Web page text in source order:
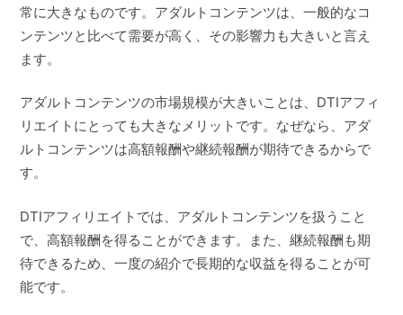
常に大きなものです。アダルトコンテンツは、一般的なコ
ンテンツと比べて需要が高く、その影響力も大きいと言え
ます。
アダルトコンテンツの市場規模が大きいことは、DTIアフィ
リエイトにとっても大きなメリットです。なぜなら、アダ
ルトコンテンツは高額報酬や継続報酬が期待できるからで
す。
DTIアフィリエイトでは、アダルトコンテンツを扱うこと
で、高額報酬を得ることができます。また、継続報酬も期
待できるため、一度の紹介で長期的な収益を得ることが可
能です。